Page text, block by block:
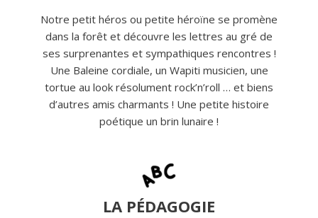
Notre petit héros ou petite héroïne se promène
dans la forêt et découvre les lettres au gré de
ses surprenantes et sympathiques rencontres !
Une Baleine cordiale, un Wapiti musicien, une
tortue au look résolument rock’n’roll … et biens
d’autres amis charmants ! Une petite histoire
poétique un brin lunaire !
LA PÉDAGOGIE